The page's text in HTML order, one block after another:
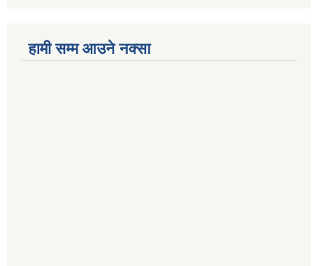
हामी सम्म आउने नक्सा